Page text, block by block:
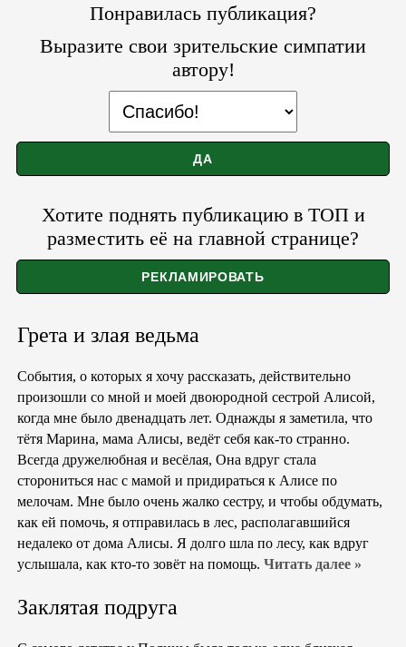
Понравилась публикация?
Выразите свои зрительские симпатии
автору!
Хотите поднять публикацию в ТОП и
разместить её на главной странице?
Грета и злая ведьма
События, о которых я хочу рассказать, действительно
произошли со мной и моей двоюродной сестрой Алисой,
когда мне было двенадцать лет. Однажды я заметила, что
тётя Марина, мама Алисы, ведёт себя как-то странно.
Всегда дружелюбная и весёлая, Она вдруг стала
сторониться нас с мамой и придираться к Алисе по
мелочам. Мне было очень жалко сестру, и чтобы обдумать,
как ей помочь, я отправилась в лес, располагавшийся
недалеко от дома Алисы. Я долго шла по лесу, как вдруг
услышала, как кто-то зовёт на помощь. Читать далее »
Заклятая подруга